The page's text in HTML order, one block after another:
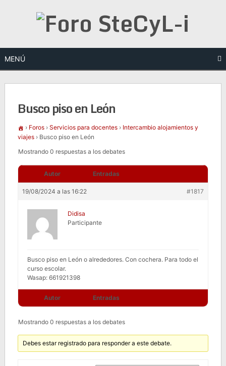
MENÚ
Busco piso en León
› Foros › Servicios para docentes › Intercambio alojamientos y
viajes › Busco piso en León
Mostrando 0 respuestas a los debates
Autor Entradas
19/08/2024 a las 16:22 #1817
Didisa
Participante
Busco piso en León o alrededores. Con cochera. Para todo el
curso escolar.
Wasap: 661921398
Autor Entradas
Mostrando 0 respuestas a los debates
Debes estar registrado para responder a este debate.